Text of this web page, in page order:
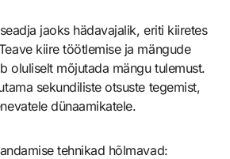
jaoks hädavajalik, eriti kiiretes
kiire töötlemise ja mängude
oluliselt mõjutada mängu tulemust.
sekundiliste otsuste tegemist,
dünaamikatele.
tehnikad hõlmavad: